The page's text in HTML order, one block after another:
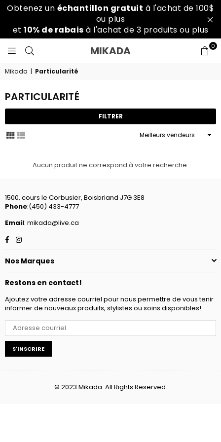
Obtenez un échantillon gratuit à l'achat de 100$
ou plus
et 10% de rabais à l'achat de 3 produits ou plus
MIKADAMIKADA 0
Mikada | Particularité
PARTICULARITÉ
FILTRER
Appliquer
Aucun produit ne correspond à votre recherche.
1500, cours le Corbusier, Boisbriand J7G 3E8
Phone:(450) 433-4777
Email: mikada@live.ca
Facebook
Instagram
Nos Marques
Restons en contact!
Ajoutez votre adresse courriel pour nous permettre de vous tenir
informer de nouveaux produits, stylistes ou soins disponibles!
S'INSCRIRE
© 2023 Mikada. All Rights Reserved.